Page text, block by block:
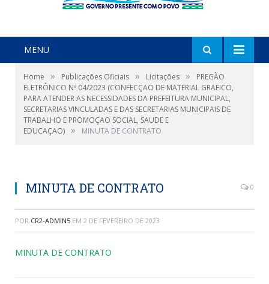
MENU
Home » Publicações Oficiais » Licitações »
PREGÃO
ELETRÔNICO Nº 04/2023 (CONFECÇAO DE MATERIAL GRAFICO,
PARA ATENDER AS NECESSIDADES DA PREFEITURA MUNICIPAL,
SECRETARIAS VINCULADAS E DAS SECRETARIAS MUNICIPAIS DE
TRABALHO E PROMOÇAO SOCIAL, SAUDE E
EDUCAÇAO) » MINUTA DE CONTRATO
MINUTA DE CONTRATO 0
POR CR2-ADMIN5 EM 2 DE FEVEREIRO DE 2023
MINUTA DE CONTRATO